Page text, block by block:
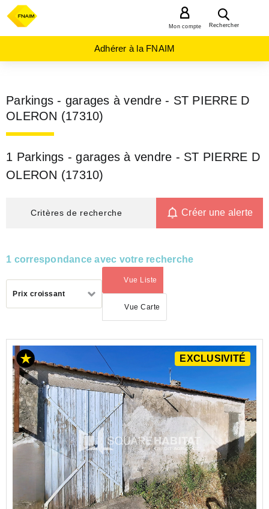
Rechercher
Mon compte
Adhérer à la FNAIM
Parkings - garages à vendre - ST PIERRE D
OLERON (17310)
1 Parkings - garages à vendre - ST PIERRE D
OLERON (17310)
Critères de recherche Créer une alerte
1 correspondance avec votre recherche
Prix croissant
Vue Liste
(activé)
Vue Carte
ACHAT
PARKING
NOUVELLE-
AQUITAINE
CHARENTE-
MARITIME
(17)
ST
PIERRE
OLERON
EXCLUSIVITÉ